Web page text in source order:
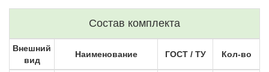
Состав комплекта
Внешний
вид
Наименование ГОСТ / ТУ Кол-во